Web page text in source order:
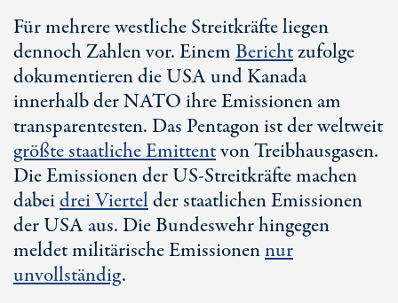
Für mehrere westliche Streitkräfte liegen
dennoch Zahlen vor. EinemBerichtzufolge
dokumentieren die USA und Kanada
innerhalb der NATO ihre Emissionen am
transparentesten. Das Pentagon ist der weltweit
größte staatliche Emittentvon Treibhausgasen.
Die Emissionen derUS-Streitkräfte machen
dabeidrei Viertelder staatlichen Emissionen
der USA aus. Die Bundeswehr hingegen
meldet militärische Emissionennur
unvollständig.